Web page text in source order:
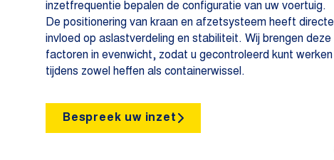
inzetfrequentie bepalen de configuratie van uw voertuig.
De positionering van kraan en afzetsysteem heeft directe
invloed op aslastverdeling en stabiliteit. Wij brengen deze
factoren in evenwicht, zodat u gecontroleerd kunt werken
tijdens zowel heffen als containerwissel.
Bespreek uw inzet